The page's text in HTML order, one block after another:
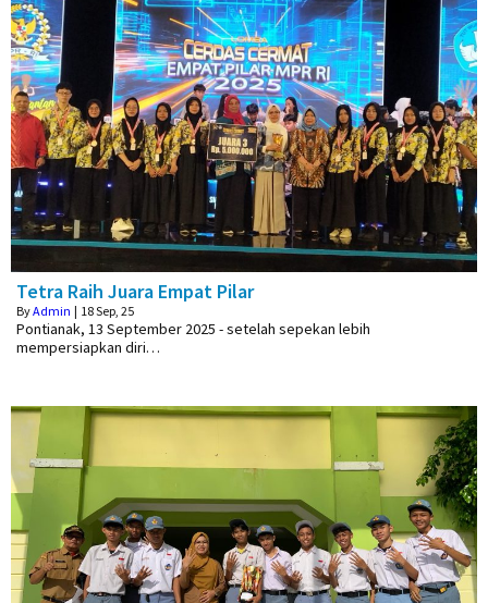
Tetra Raih Juara Empat Pilar
ByAdmin | 18Sep, 25
Pontianak, 13 September 2025 - setelah sepekan lebih
mempersiapkan diri…